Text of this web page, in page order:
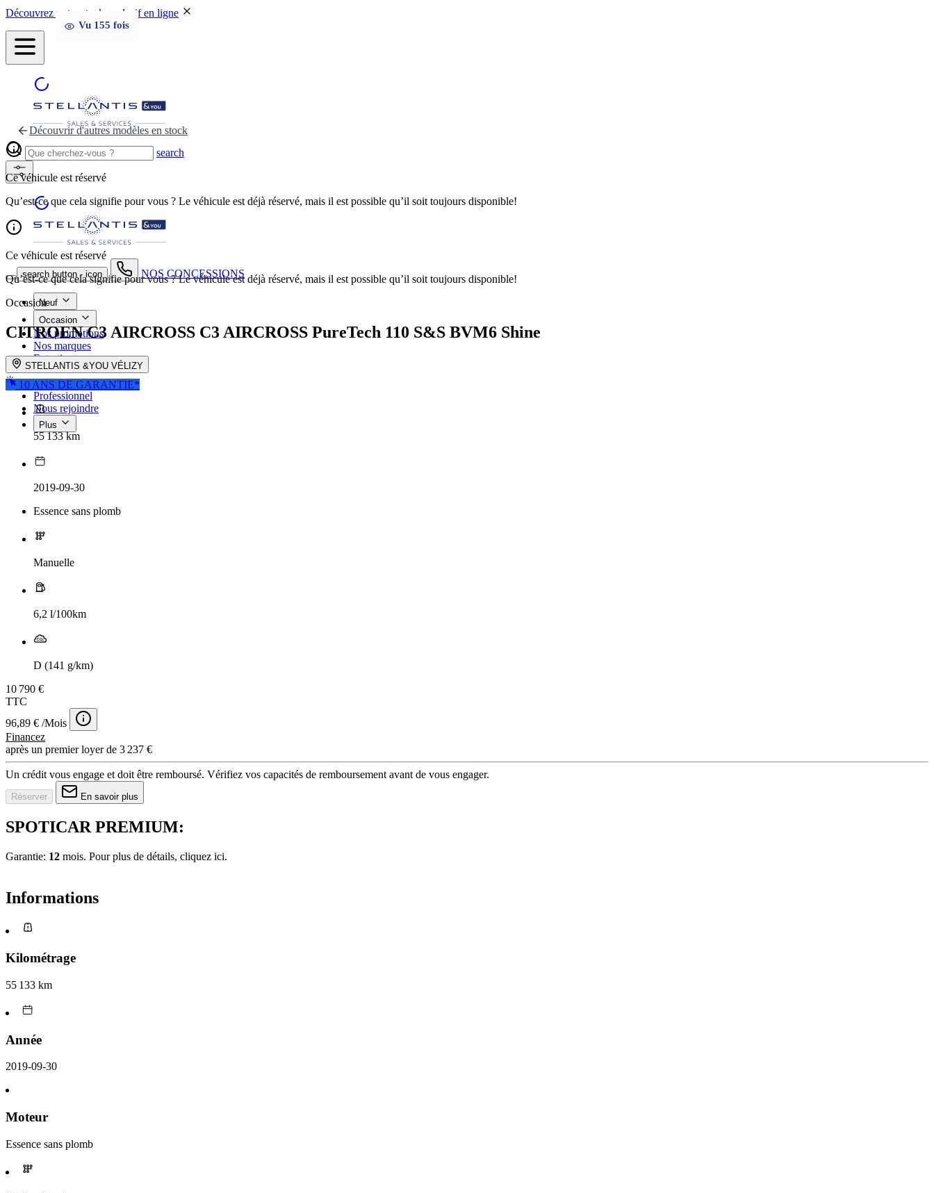
Découvrez notre stock exclusif en ligne
search
search button - icon NOS CONCESSIONS
Neuf
Occasion
Nos promotions
Nos marques
Entretien
Reprise
Professionnel
Nous rejoindre
Plus
Découvrir d'autres modèles en stock
Ce véhicule est réservé
Qu’est-ce que cela signifie pour vous ? Le véhicule est déjà réservé, mais il est possible qu’il soit toujours disponible!
Ce véhicule est réservé
Qu’est-ce que cela signifie pour vous ? Le véhicule est déjà réservé, mais il est possible qu’il soit toujours disponible!
Vu 155 fois
Occasion
CITROEN C3 AIRCROSS C3 AIRCROSS PureTech 110 S&S BVM6 Shine
STELLANTIS &YOU VÉLIZY
10 ANS DE GARANTIE*
55 133 km
2019-09-30
Essence sans plomb
Manuelle
6,2 l/100km
D (141 g/km)
10 790 €
TTC
96,89 € /Mois
Financez
après un premier loyer de 3 237 €
Un crédit vous engage et doit être remboursé. Vérifiez vos capacités de remboursement avant de vous engager.
Réserver En savoir plus
SPOTICAR PREMIUM:
Garantie: 12 mois. Pour plus de détails, cliquez ici.
Informations
Kilométrage
55 133 km
Année
2019-09-30
Moteur
Essence sans plomb